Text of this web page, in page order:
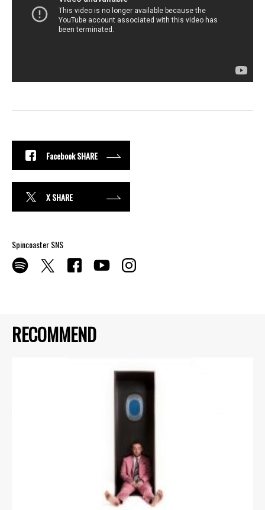
RECOMMEND
Facebook SHARE
X SHARE
Spincoaster SNS